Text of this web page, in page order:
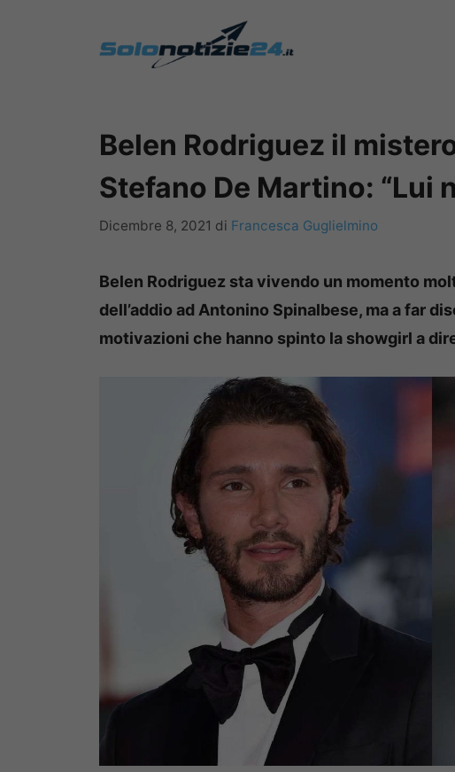
Belen Rodriguez il
Stefano De Martino: “Lui
Dicembre 8, 2021 di Francesca Guglielmino
Belen Rodriguez sta vivendo un momento
dell’addio ad Antonino Spinalbese, ma a far
motivazioni che hanno spinto la showgirl a